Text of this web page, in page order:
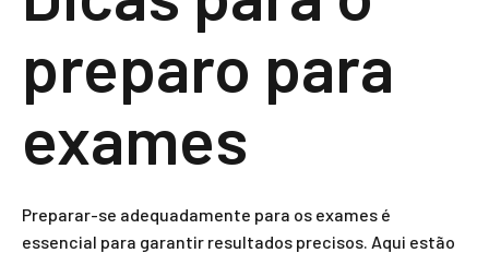
preparo para
exames
Preparar-se adequadamente para os exames é
essencial para garantir resultados precisos. Aqui estão